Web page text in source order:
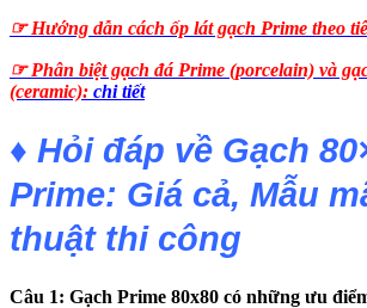
☞ Hướng dẫn cách ốp lát gạch Prime theo
☞ Phân biệt gạch đá Prime (porcelain) và
(ceramic): chi tiết
♦ Hỏi đáp về Gạch
Prime: Giá cả, Mẫu
thuật thi công
Câu 1: Gạch Prime 80x80 có những ưu